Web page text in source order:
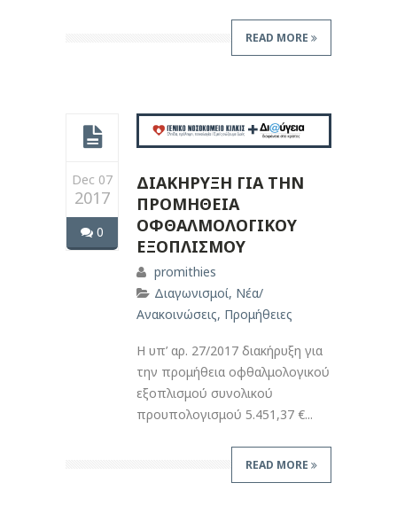
READ MORE
Dec 07
2017
0
ΔΙΑΚΗΡΥΞΗ ΓΙΑ ΤΗΝ
ΠΡΟΜΗΘΕΙΑ
ΟΦΘΑΛΜΟΛΟΓΙΚΟΥ
ΕΞΟΠΛΙΣΜΟΥ
promithies
Διαγωνισμοί, Νέα/
Ανακοινώσεις, Προμήθειες
Η υπ’ αρ. 27/2017 διακήρυξη για
την προμήθεια οφθαλμολογικού
εξοπλισμού συνολικού
προυπολογισμού 5.451,37 €...
READ MORE